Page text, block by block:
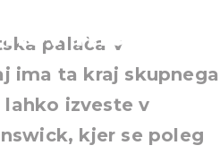
muzej
palača v
ima ta kraj skupnega
lahko izveste v
kjer se poleg